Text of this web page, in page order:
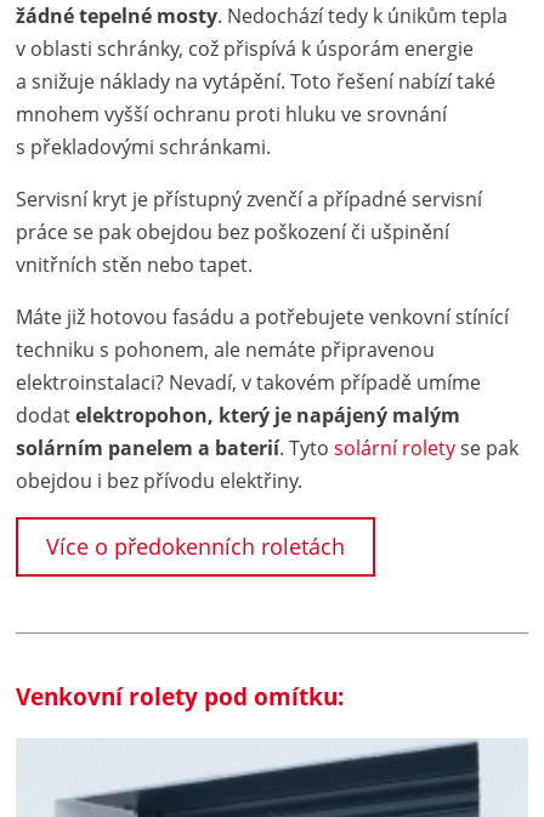
žádné tepelné mosty. Nedochází tedy k únikům tepla
v oblasti schránky, což přispívá k úsporám energie
a snižuje náklady na vytápění. Toto řešení nabízí také
mnohem vyšší ochranu proti hluku ve srovnání
s překladovými schránkami.
Servisní kryt je přístupný zvenčí a případné servisní
práce se pak obejdou bez poškození či ušpinění
vnitřních stěn nebo tapet.
Máte již hotovou fasádu a potřebujete venkovní stínící
techniku s pohonem, ale nemáte připravenou
elektroinstalaci? Nevadí, v takovém případě umíme
dodatelektropohon, který je napájený malým
solárním panelem a baterií. Tytosolární roletyse pak
obejdou i bez přívodu elektřiny.
Více o předokenních roletách
Venkovní rolety pod omítku: